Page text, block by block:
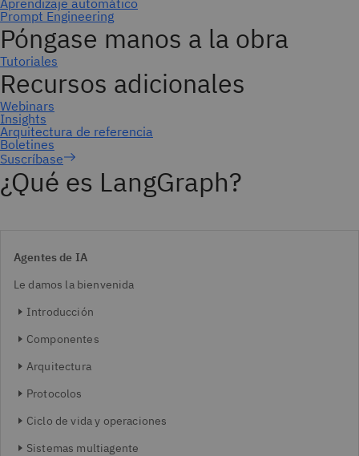
Suscríbase
¿Qué es LangGraph?
Agentes de IA
Le damos la bienvenida
Introducción
Componentes
Arquitectura
Protocolos
Ciclo de vida y operaciones
Sistemas multiagente